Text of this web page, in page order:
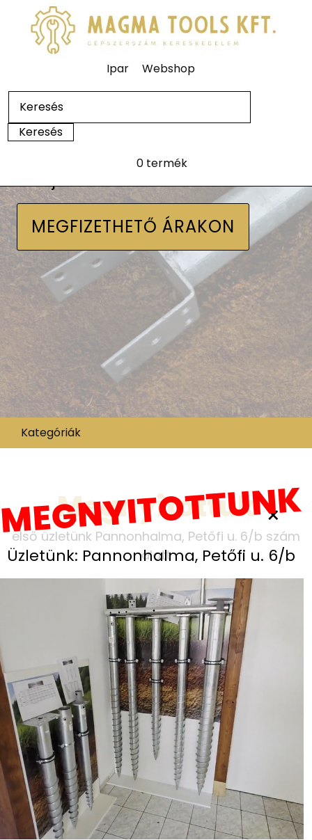
Ipar Webshop
0 termék
MEGFIZETHETŐ ÁRAKON
Kategóriák
×
Üzletünk: Pannonhalma, Petőfi u. 6/b
Megnyitottuk
első üzletünk Pannonhalma, Petőfi u. 6/b szám
alatt